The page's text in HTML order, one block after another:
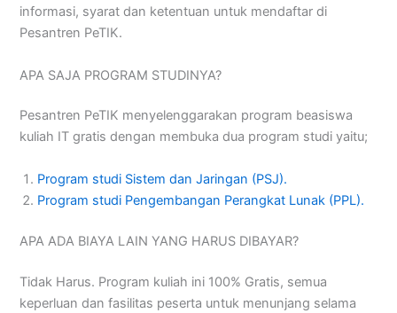
informasi, syarat dan ketentuan untuk mendaftar di
Pesantren PeTIK.
APA SAJA PROGRAM STUDINYA?
Pesantren PeTIK menyelenggarakan program beasiswa
kuliah IT gratis dengan membuka dua program studi yaitu;
Program studi Sistem dan Jaringan (PSJ).
Program studi Pengembangan Perangkat Lunak (PPL).
APA ADA BIAYA LAIN YANG HARUS DIBAYAR?
Tidak Harus. Program kuliah ini 100% Gratis, semua
keperluan dan fasilitas peserta untuk menunjang selama